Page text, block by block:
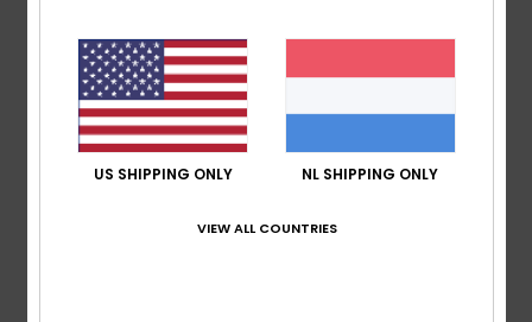
gebaseerd op1 geverifieerde beoordelingen
mei 2026
0% van onze klanten bevelen dit product aan
US SHIPPING ONLY NL SHIPPING ONLY
VIEW ALL COUNTRIES